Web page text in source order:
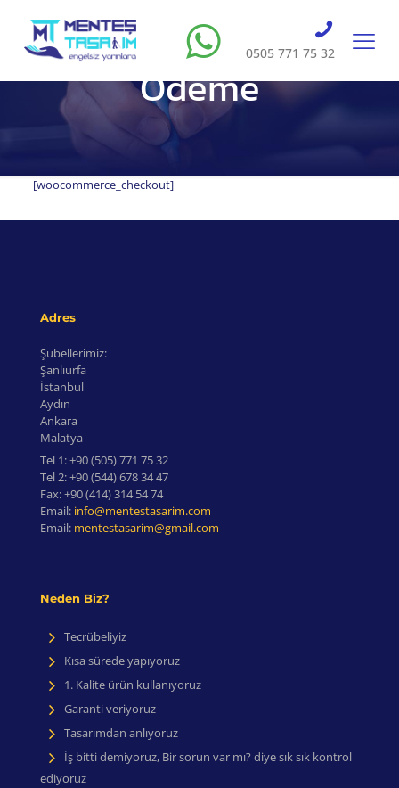
0505 771 75 32
Ödeme
[woocommerce_checkout]
Adres
Şubellerimiz:
Şanlıurfa
İstanbul
Aydın
Ankara
Malatya
Tel 1:+90 (505) 771 75 32
Tel 2:+90 (544) 678 34 47
Fax:+90 (414) 314 54 74
Email: info@mentestasarim.com
Email: mentestasarim@gmail.com
Neden Biz?
Tecrübeliyiz
Kısa sürede yapıyoruz
1. Kalite ürün kullanıyoruz
Garanti veriyoruz
Tasarımdan anlıyoruz
İş bitti demiyoruz, Bir sorun var mı? diye sık sık kontrol
ediyoruz